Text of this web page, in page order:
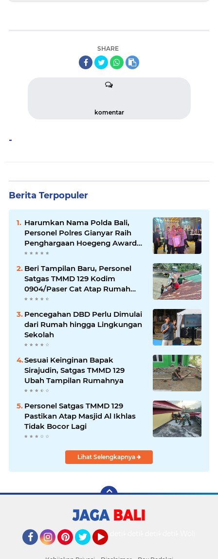
SHARE
komentar
-
Berita Terpopuler
Harumkan Nama Polda Bali,
Personel Polres Gianyar Raih
Penghargaan Hoegeng Awards
2026
Beri Tampilan Baru, Personel
Satgas TMMD 129 Kodim
0904/Paser Cat Atap Rumah
Marbot
Pencegahan DBD Perlu Dimulai
dari Rumah hingga Lingkungan
Sekolah
Sesuai Keinginan Bapak
Sirajudin, Satgas TMMD 129
Ubah Tampilan Rumahnya
Personel Satgas TMMD 129
Pastikan Atap Masjid Al Ikhlas
Tidak Bocor Lagi
Lihat Selengkapnya